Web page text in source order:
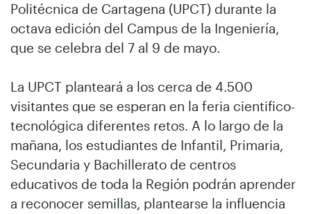
Politécnica de Cartagena (UPCT) durante la
octava edición del Campus de la Ingeniería,
que se celebra del 7 al 9 de mayo.
La UPCT planteará a los cerca de 4.500
visitantes que se esperan en la feria cientifico-
tecnológica diferentes retos. A lo largo de la
mañana, los estudiantes de Infantil, Primaria,
Secundaria y Bachillerato de centros
educativos de toda la Región podrán aprender
a reconocer semillas, plantearse la influencia